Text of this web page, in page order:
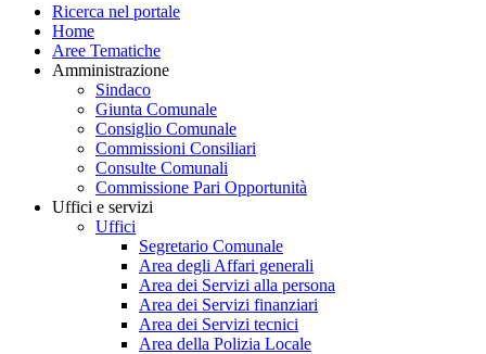
Ricerca nel portale
Home
Aree Tematiche
Amministrazione
Sindaco
Giunta Comunale
Consiglio Comunale
Commissioni Consiliari
Consulte Comunali
Commissione Pari Opportunità
Uffici e servizi
Uffici
Segretario Comunale
Area degli Affari generali
Area dei Servizi alla persona
Area dei Servizi finanziari
Area dei Servizi tecnici
Area della Polizia Locale